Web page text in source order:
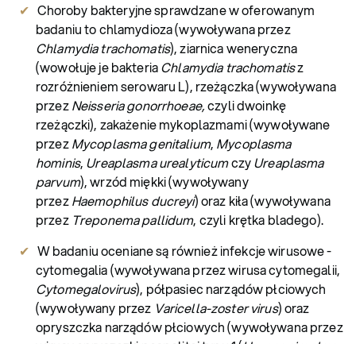
Choroby bakteryjne sprawdzane w oferowanym
badaniu to chlamydioza (wywoływana przez
Chlamydia trachomatis), ziarnica weneryczna
(wowołuje je bakteriaChlamydia trachomatisz
rozróżnieniem serowaru L), rzeżączka (wywoływana
przezNeisseria gonorrhoeae,czyli dwoinkę
rzeżączki), zakażenie mykoplazmami (wywoływane
przezMycoplasma genitalium, Mycoplasma
hominis, Ureaplasma urealyticumczyUreaplasma
parvum), wrzód miękki (wywoływany
przezHaemophilus ducreyi) oraz kiła (wywoływana
przez Treponema pallidum, czyli krętka bladego).
W badaniu oceniane są również infekcje wirusowe -
cytomegalia (wywoływana przez wirusa cytomegalii,
Cytomegalovirus), półpasiec narządów płciowych
(wywoływany przez Varicella-zoster virus) oraz
opryszczka narządów płciowych (wywoływana przez